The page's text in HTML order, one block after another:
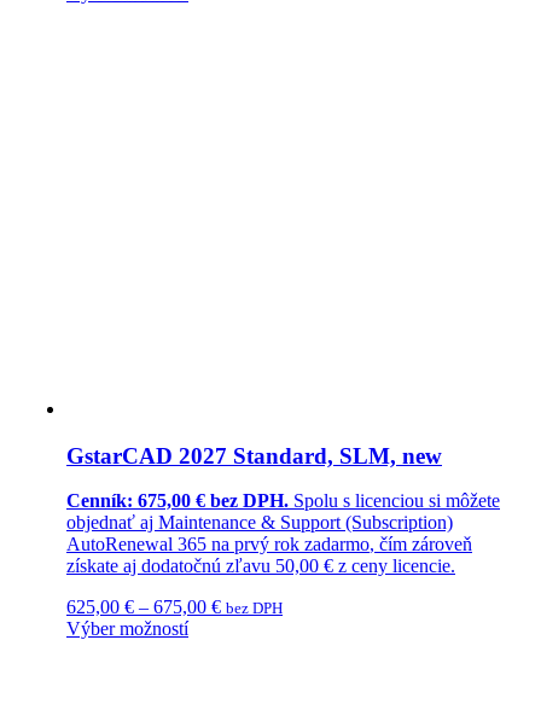
GstarCAD 2027 Standard, SLM, new
Cenník: 675,00 € bez DPH. Spolu s licenciou si môžete
objednať aj Maintenance & Support (Subscription)
AutoRenewal 365 na prvý rok zadarmo, čím zároveň
získate aj dodatočnú zľavu 50,00 € z ceny licencie.
625,00 € – 675,00 € bez DPH
Výber možností